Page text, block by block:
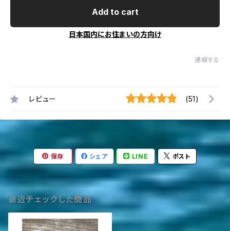
Add to cart
日本国内にお住まいの方向け
通報する
レビュー (51)
保存 シェア LINE ポスト
最近チェックした商品